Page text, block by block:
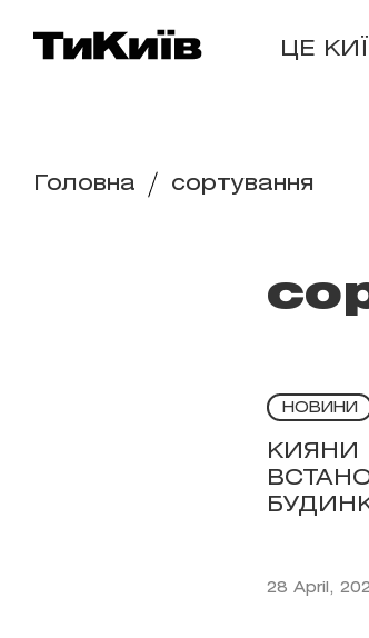
ЦЕ
Головна сортування
НОВИНИ
КИЯНИ
28 April,